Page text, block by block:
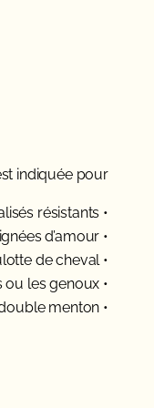
indiquée pour :
• Des amas graisseux localisés résistants
• Le ventre et les poignées d’amour
• Les cuisses et la culotte de cheval
• Les bras, le dos ou les genoux
• Le double menton